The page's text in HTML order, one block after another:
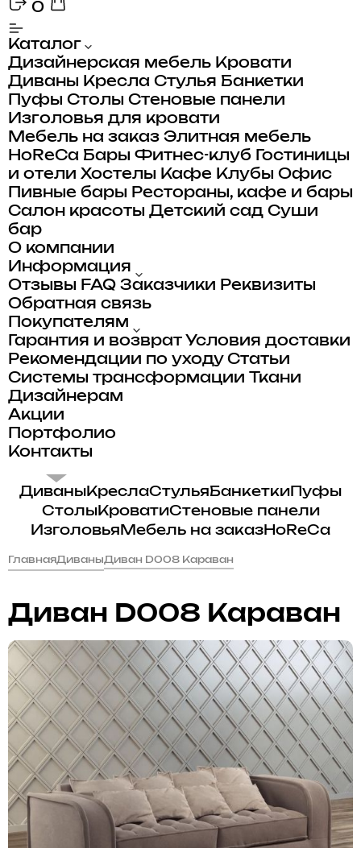
0
Каталог
Дизайнерская мебель Кровати
Диваны Кресла Стулья Банкетки
Пуфы Столы Стеновые панели
Изголовья для кровати
Мебель на заказ Элитная мебель
HoReCa Бары Фитнес-клуб
Гостиницы
и отели Хостелы Кафе Клубы Офис
Пивные бары Рестораны, кафе и бары
Салон красоты Детский сад Суши
бар
О компании
Информация
Отзывы FAQ Заказчики Реквизиты
Обратная связь
Покупателям
Гарантия и возврат Условия доставки
Рекомендации по уходу Статьи
Системы трансформации
Ткани
Дизайнерам
Акции
Портфолио
Контакты
ДиваныКреслаСтульяБанкеткиПуфы
СтолыКроватиСтеновые панели
Изголовья Мебель на заказHoReCa
ГлавнаяДиваныДиван D008 Караван
Диван D008 Караван